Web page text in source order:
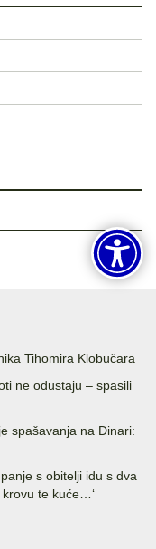
Tihomira Klobučara
ne odustaju – spasili
spašavanja na Dinari:
s obitelji idu s dva
krovu te kuće…‘